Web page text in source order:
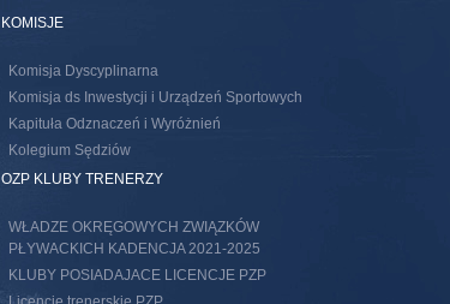
KOMISJE
Komisja Dyscyplinarna
Komisja ds Inwestycji i Urządzeń Sportowych
Kapituła Odznaczeń i Wyróżnień
Kolegium Sędziów
OZP KLUBY TRENERZY
WŁADZE OKRĘGOWYCH ZWIĄZKÓW
PŁYWACKICH KADENCJA 2021-2025
KLUBY POSIADAJACE LICENCJE PZP